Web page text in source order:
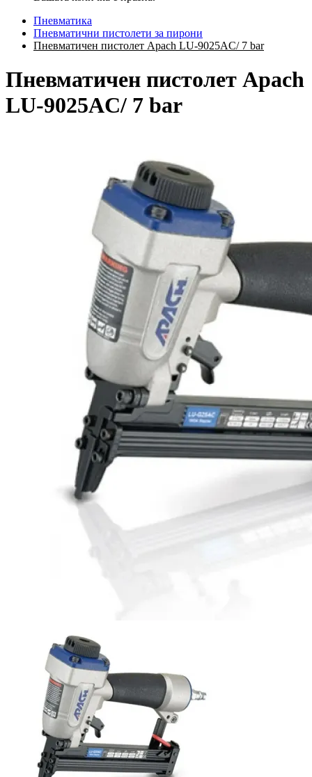
Пневматика
Пневматични пистолети за пирони
Пневматичен пистолет Apach LU-9025AC/ 7 bar
Пневматичен пистолет Apach
LU-9025AC/ 7 bar